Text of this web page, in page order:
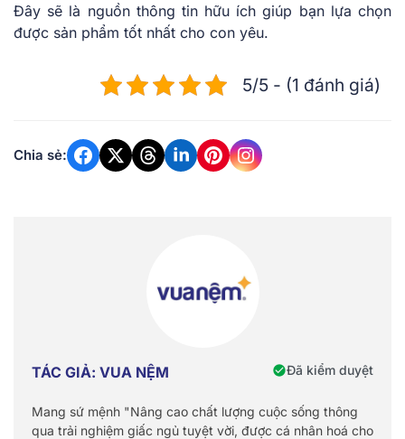
Đây sẽ là nguồn thông tin hữu ích giúp bạn lựa chọn
được sản phẩm tốt nhất cho con yêu.
5/5 - (1 đánh giá)
Chia sẻ:
TÁC GIẢ: VUA NỆM Đã kiểm duyệt
Mang sứ mệnh "Nâng cao chất lượng cuộc sống thông
qua trải nghiệm giấc ngủ tuyệt vời, được cá nhân hoá cho